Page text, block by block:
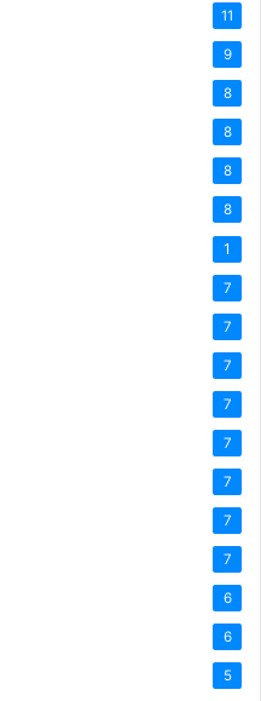
11
9
8
8
8
8
1
7
7
7
7
7
7
7
7
6
6
5